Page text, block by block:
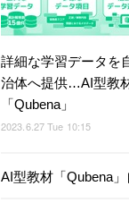
詳細な学習データを
治体へ提供…AI型教
「Qubena」
2023.6.27 Tue 10:15
AI型教材「Qubena